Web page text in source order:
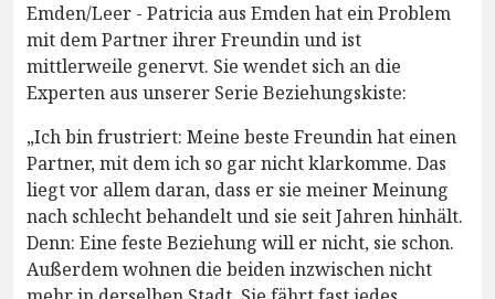
Emden/Leer - Patricia aus Emden hat ein Problem
mit dem Partner ihrer Freundin und ist
mittlerweile genervt. Sie wendet sich an die
Experten aus unserer Serie Beziehungskiste:
„Ich bin frustriert: Meine beste Freundin hat einen
Partner, mit dem ich so gar nicht klarkomme. Das
liegt vor allem daran, dass er sie meiner Meinung
nach schlecht behandelt und sie seit Jahren hinhält.
Denn: Eine feste Beziehung will er nicht, sie schon.
Außerdem wohnen die beiden inzwischen nicht